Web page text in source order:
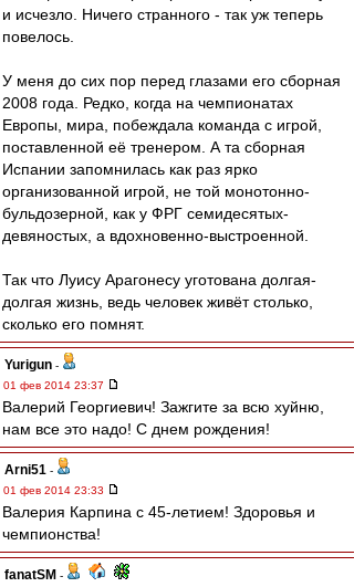
и исчезло. Ничего странного - так уж теперь
повелось.
У меня до сих пор перед глазами его сборная
2008 года. Редко, когда на чемпионатах
Европы, мира, побеждала команда с игрой,
поставленной её тренером. А та сборная
Испании запомнилась как раз ярко
организованной игрой, не той монотонно-
бульдозерной, как у ФРГ семидесятых-
девяностых, а вдохновенно-выстроенной.
Так что Луису Арагонесу уготована долгая-
долгая жизнь, ведь человек живёт столько,
сколько его помнят.
Yurigun -
01 фев 2014 23:37
Валерий Георгиевич! Зажгите за всю хуйню,
нам все это надо! С днем рождения!
Arni51 -
01 фев 2014 23:33
Валерия Карпина с 45-летием! Здоровья и
чемпионства!
fanatSM -